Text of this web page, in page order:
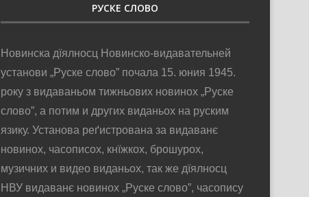
РУСКЕ СЛОВО
Новинска дїялносц Новинско-видавательней
установи „Руске слово” почала 15. юния 1945.
року з видаваньом тижньових новинох „Руске
слово”, а потим и других виданьох на руским
язику. Установа реґистрована за видаванє
новинох, часописох, кнїжкох, брошурох,
музичних и видео виданьох, так же дїялносц
НВУ видаванє новинох „Руске слово”, часопису